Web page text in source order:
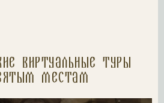
Виртуальные туры
местам